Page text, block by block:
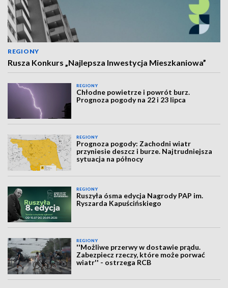
REGIONY
Rusza Konkurs „Najlepsza Inwestycja Mieszkaniowa”
REGIONY
Chłodne powietrze i powrót burz.
Prognoza pogody na 22 i 23 lipca
REGIONY
Prognoza pogody: Zachodni wiatr
przyniesie deszcz i burze. Najtrudniejsza
sytuacja na północy
REGIONY
Ruszyła ósma edycja Nagrody PAP im.
Ryszarda Kapuścińskiego
REGIONY
''Możliwe przerwy w dostawie prądu.
Zabezpiecz rzeczy, które może porwać
wiatr'' - ostrzega RCB